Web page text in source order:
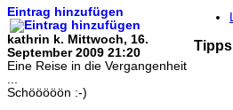
Eintrag hinzufügen
kathrin k. Mittwoch, 16.
September 2009 21:20
Eine Reise in die Vergangenheit
Schööööön :-)
Tipps